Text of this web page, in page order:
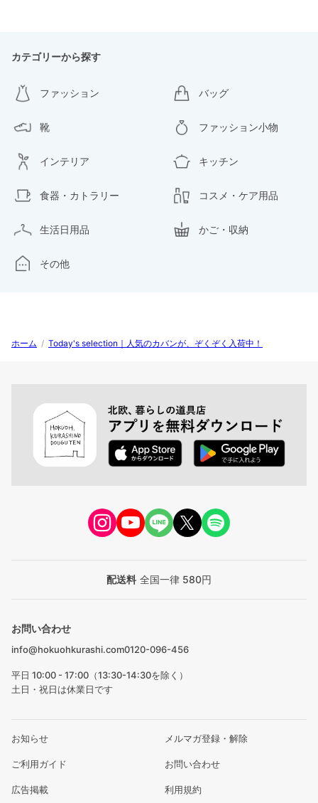
カテゴリーから探す
ファッション バッグ
靴 ファッション小物
インテリア キッチン
食器・カトラリー コスメ・ケア用品
生活日用品 かご・収納
その他
ホーム / Today's selection｜人気のカバンが、ぞくぞく入荷中！
配送料 全国一律 580円
お問い合わせ
info@hokuohkurashi.com0120-096-456
平日 10:00 - 17:00（13:30-14:30を除く）
土日・祝日は休業日です
お知らせ メルマガ登録・解除
ご利用ガイド お問い合わせ
広告掲載 利用規約